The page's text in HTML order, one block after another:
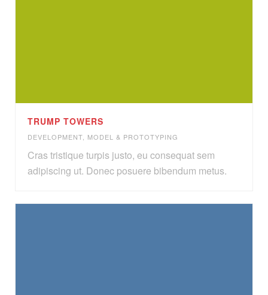
TRUMP TOWERS
DEVELOPMENT MODEL & PROTOTYPING
Cras tristique turpis justo, eu consequat sem
adipiscing ut. Donec posuere bibendum metus.